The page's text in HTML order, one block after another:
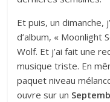
Et puis, un dimanche,
d’album, « Moonlight
Wolf. Et j’ai fait une
musique triste. En
paquet niveau
ouvre sur un